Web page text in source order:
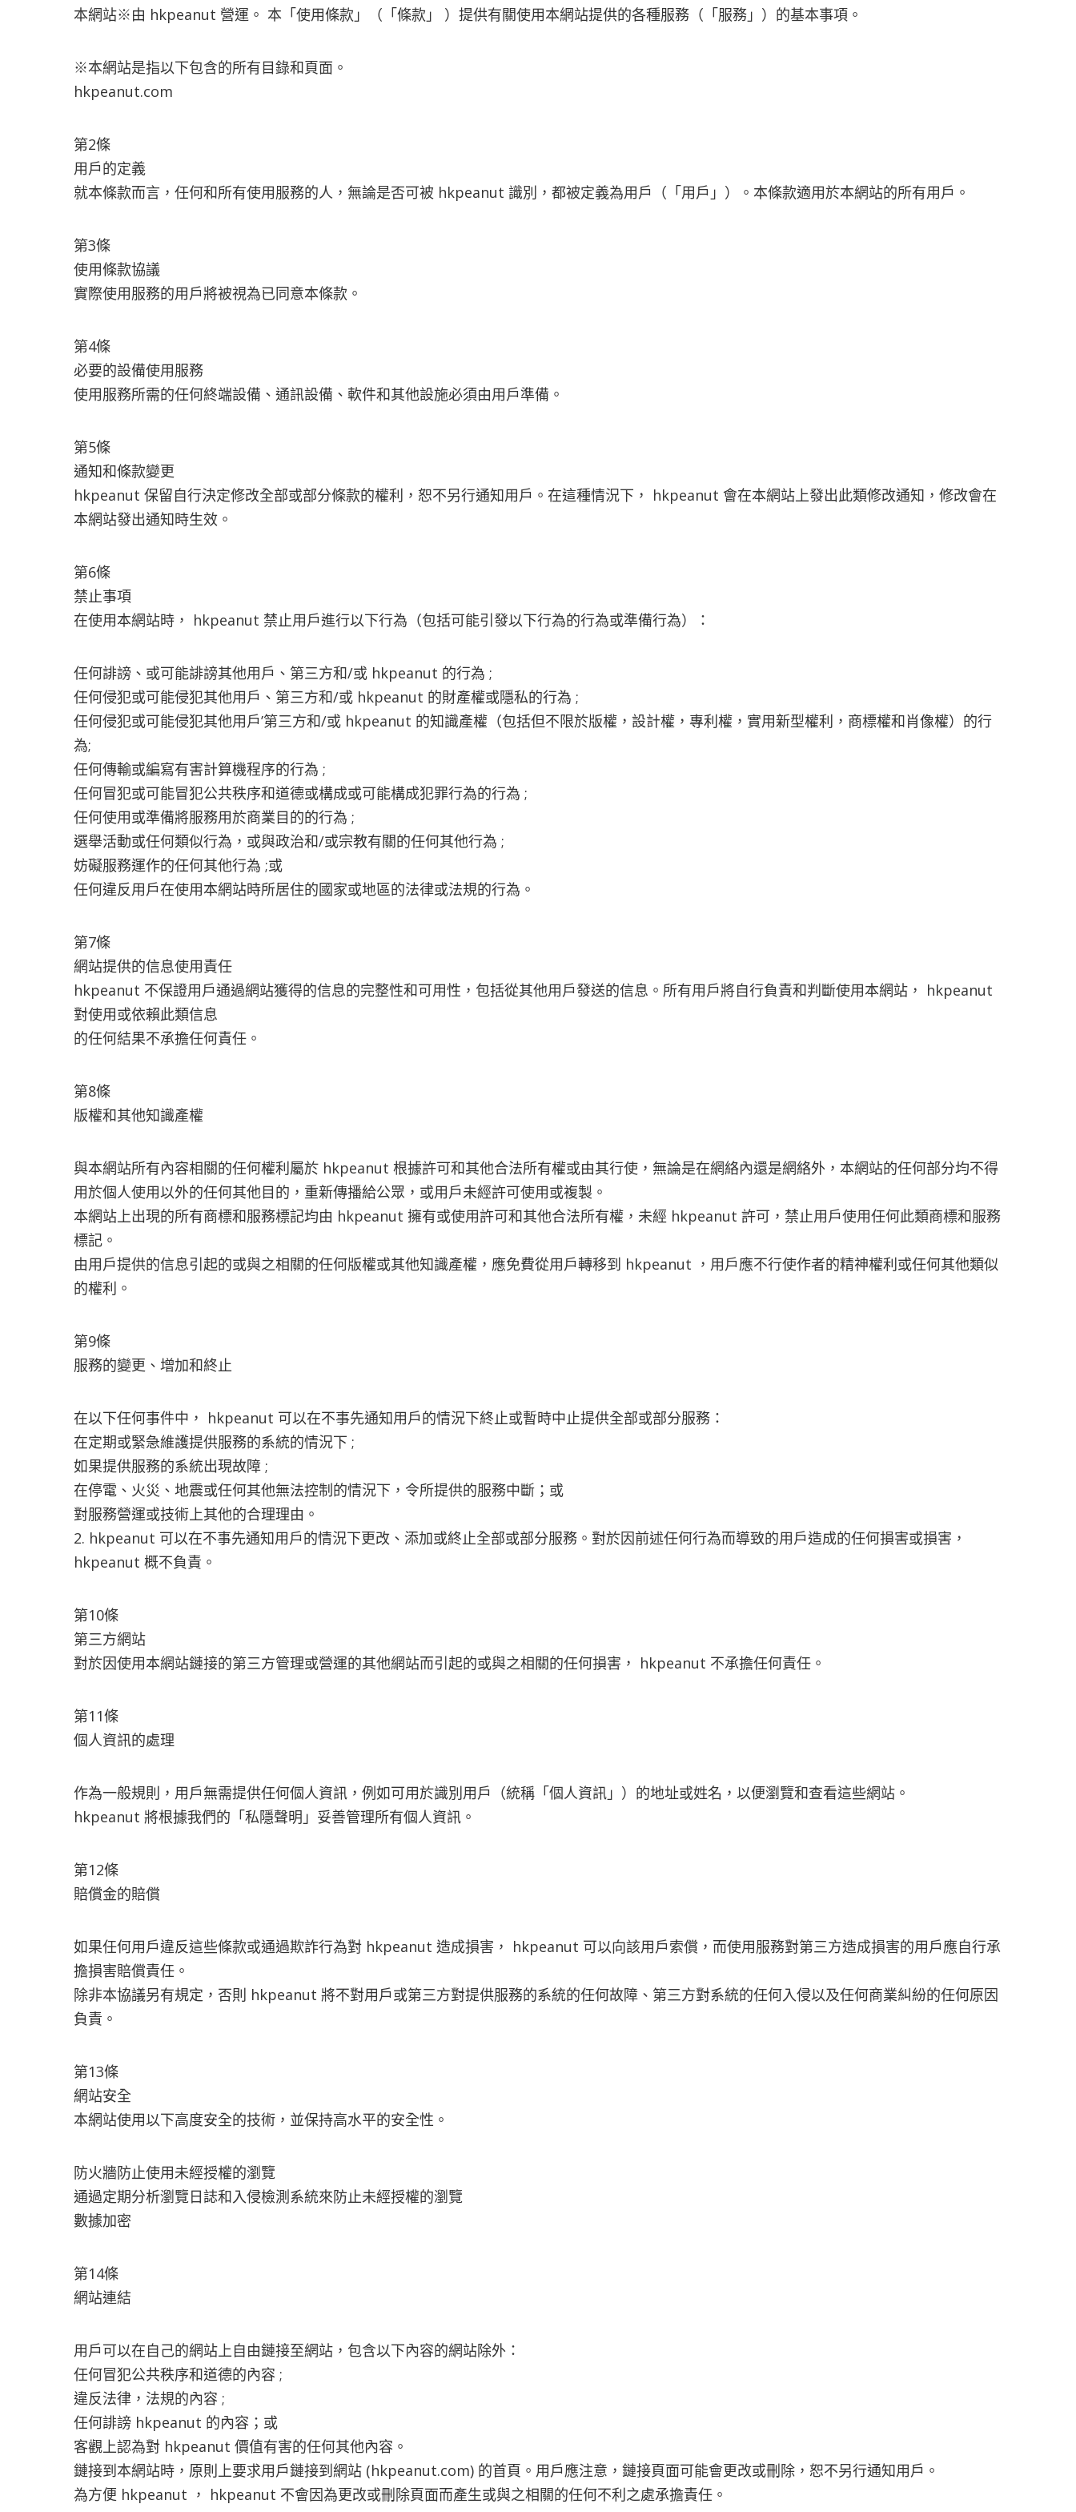
本網站※由 hkpeanut 營運。 本「使用條款」（「條款」 ）提供有關使用本網站提供的各種服務（「服務」）的基本事項。
※本網站是指以下包含的所有目錄和頁面。
hkpeanut.com
第2條
用戶的定義
就本條款而言，任何和所有使用服務的人，無論是否可被 hkpeanut 識別，都被定義為用戶（「用戶」）。本條款適用於本網站的所有用戶。
第3條
使用條款協議
實際使用服務的用戶將被視為已同意本條款。
第4條
必要的設備使用服務
使用服務所需的任何終端設備、通訊設備、軟件和其他設施必須由用戶準備。
第5條
通知和條款變更
hkpeanut 保留自行決定修改全部或部分條款的權利，恕不另行通知用戶。在這種情況下， hkpeanut 會在本網站上發出此類修改通知，修改會在
本網站發出通知時生效。
第6條
禁止事項
在使用本網站時， hkpeanut 禁止用戶進行以下行為（包括可能引發以下行為的行為或準備行為）：
任何誹謗、或可能誹謗其他用戶、第三方和/或 hkpeanut 的行為 ;
任何侵犯或可能侵犯其他用戶、第三方和/或 hkpeanut 的財產權或隱私的行為 ;
任何侵犯或可能侵犯其他用戶’第三方和/或 hkpeanut 的知識產權（包括但不限於版權，設計權，專利權，實用新型權利，商標權和肖像權）的行
為;
任何傳輸或編寫有害計算機程序的行為 ;
任何冒犯或可能冒犯公共秩序和道德或構成或可能構成犯罪行為的行為 ;
任何使用或準備將服務用於商業目的的行為 ;
選舉活動或任何類似行為，或與政治和/或宗教有關的任何其他行為 ;
妨礙服務運作的任何其他行為 ;或
任何違反用戶在使用本網站時所居住的國家或地區的法律或法規的行為。
第7條
網站提供的信息使用責任
hkpeanut 不保證用戶通過網站獲得的信息的完整性和可用性，包括從其他用戶發送的信息。所有用戶將自行負責和判斷使用本網站， hkpeanut
對使用或依賴此類信息
的任何結果不承擔任何責任。
第8條
版權和其他知識產權
與本網站所有內容相關的任何權利屬於 hkpeanut 根據許可和其他合法所有權或由其行使，無論是在網絡內還是網絡外，本網站的任何部分均不得
用於個人使用以外的任何其他目的，重新傳播給公眾，或用戶未經許可使用或複製。
本網站上出現的所有商標和服務標記均由 hkpeanut 擁有或使用許可和其他合法所有權，未經 hkpeanut 許可，禁止用戶使用任何此類商標和服務
標記。
由用戶提供的信息引起的或與之相關的任何版權或其他知識產權，應免費從用戶轉移到 hkpeanut ，用戶應不行使作者的精神權利或任何其他類似
的權利。
第9條
服務的變更、增加和終止
在以下任何事件中， hkpeanut 可以在不事先通知用戶的情況下終止或暫時中止提供全部或部分服務：
在定期或緊急維護提供服務的系統的情況下 ;
如果提供服務的系統出現故障 ;
在停電、火災、地震或任何其他無法控制的情況下，令所提供的服務中斷；或
對服務營運或技術上其他的合理理由。
2. hkpeanut 可以在不事先通知用戶的情況下更改、添加或終止全部或部分服務。對於因前述任何行為而導致的用戶造成的任何損害或損害，
hkpeanut 概不負責。
第10條
第三方網站
對於因使用本網站鏈接的第三方管理或營運的其他網站而引起的或與之相關的任何損害， hkpeanut 不承擔任何責任。
第11條
個人資訊的處理
作為一般規則，用戶無需提供任何個人資訊，例如可用於識別用戶（統稱「個人資訊」）的地址或姓名，以便瀏覽和查看這些網站。
hkpeanut 將根據我們的「私隱聲明」妥善管理所有個人資訊。
第12條
賠償金的賠償
如果任何用戶違反這些條款或通過欺詐行為對 hkpeanut 造成損害， hkpeanut 可以向該用戶索償，而使用服務對第三方造成損害的用戶應自行承
擔損害賠償責任。
除非本協議另有規定，否則 hkpeanut 將不對用戶或第三方對提供服務的系統的任何故障、第三方對系統的任何入侵以及任何商業糾紛的任何原因
負責。
第13條
網站安全
本網站使用以下高度安全的技術，並保持高水平的安全性。
防火牆防止使用未經授權的瀏覽
通過定期分析瀏覽日誌和入侵檢測系統來防止未經授權的瀏覽
數據加密
第14條
網站連結
用戶可以在自己的網站上自由鏈接至網站，包含以下內容的網站除外：
任何冒犯公共秩序和道德的內容 ;
違反法律，法規的內容 ;
任何誹謗 hkpeanut 的內容；或
客觀上認為對 hkpeanut 價值有害的任何其他內容。
鏈接到本網站時，原則上要求用戶鏈接到網站 (hkpeanut.com) 的首頁。用戶應注意，鏈接頁面可能會更改或刪除，恕不另行通知用戶。
為方便 hkpeanut ， hkpeanut 不會因為更改或刪除頁面而產生或與之相關的任何不利之處承擔責任。